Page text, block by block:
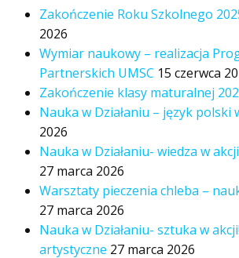
Zakończenie Roku Szkolnego
2026
Wymiar naukowy – realizacja
Partnerskich UMSC 15 czerwca
Zakończenie klasy maturalnej
Nauka w Działaniu – język polski
2026
Nauka w Działaniu- wiedza w
27 marca 2026
Warsztaty pieczenia chleba –
27 marca 2026
Nauka w Działaniu- sztuka w
artystyczne 27 marca 2026